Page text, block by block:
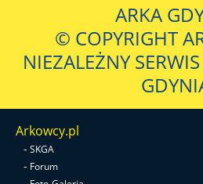
ARKA
© COPYRIGHT
NIEZALEŻNY
Arkowcy.pl
- SKGA
- Forum